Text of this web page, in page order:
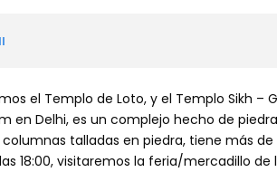
el Templo de Loto, y el Templo Sikh –
en Delhi, es un complejo hecho de
talladas en piedra, tiene más
18:00, visitaremos la feria/mercadillo